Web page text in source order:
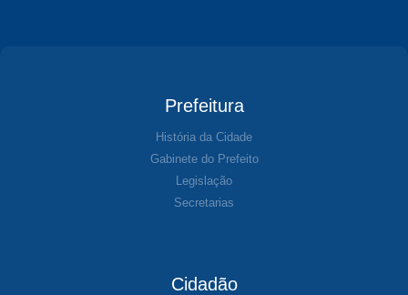
Prefeitura
História da Cidade
Gabinete do Prefeito
Legislação
Secretarias
Cidadão